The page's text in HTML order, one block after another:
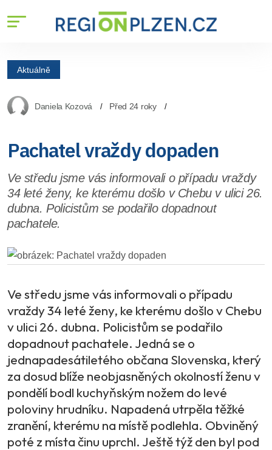
Aktuálně
Daniela Kozová Před 24 roky
Pachatel vraždy dopaden
Ve středu jsme vás informovali o případu vraždy
34 leté ženy, ke kterému došlo v Chebu v ulici 26.
dubna. Policistům se podařilo dopadnout
pachatele.
Ve středu jsme vás informovali o případu
vraždy 34 leté ženy, ke kterému došlo v Chebu
v ulici 26. dubna. Policistům se podařilo
dopadnout pachatele. Jedná se o
jednapadesátiletého občana Slovenska, který
za dosud blíže neobjasněných okolností ženu v
pondělí bodl kuchyňským nožem do levé
poloviny hrudníku. Napadená utrpěla těžké
zranění, kterému na místě podlehla. Obviněný
poté z místa činu uprchl. Ještě týž den byl pod